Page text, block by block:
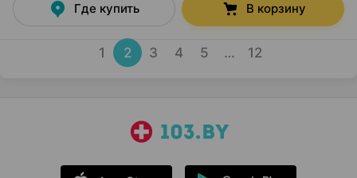
Где купить В корзину
1 2 3 4 5 … 12